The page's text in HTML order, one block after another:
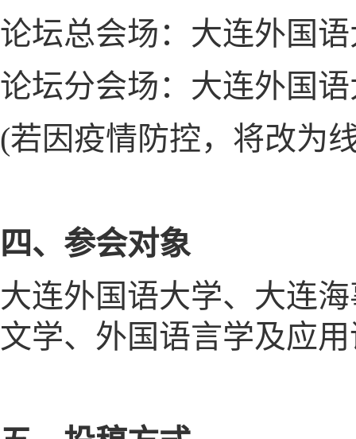
论坛总会场：大连外国
论坛分会场：大连外国
(若因疫情防控，将改为
四、参会对象
大连外国语大学、大连
文学、外国语言学及应